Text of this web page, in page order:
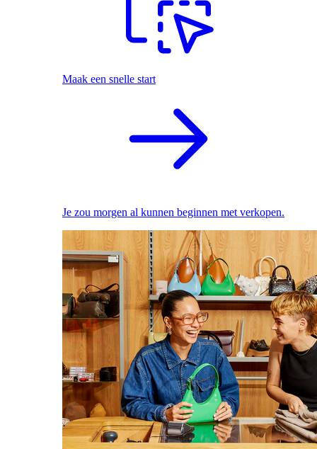
Maak een snelle start
Je zou morgen al kunnen beginnen met verkopen.